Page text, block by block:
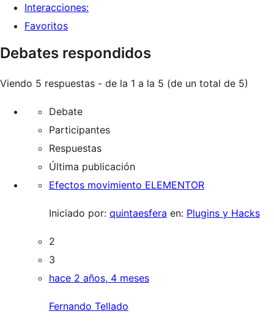
Interacciones:
Favoritos
Debates respondidos
Viendo 5 respuestas - de la 1 a la 5 (de un total de 5)
Debate
Participantes
Respuestas
Última publicación
Efectos movimiento ELEMENTOR
Iniciado por: quintaesfera en: Plugins y Hacks
2
3
hace 2 años, 4 meses
Fernando Tellado